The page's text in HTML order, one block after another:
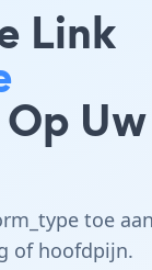
Link
Uw
toe
of hoofdpijn.